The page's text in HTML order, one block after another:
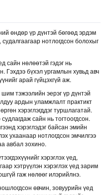
өндөр үр дүнтэй бөгөөд эрдэм
нотлогдсон болохыг
сайн нөлөөтэй гэдэг нь
Гэхдээ бүхэл ургамлын хувьд авч
арай гүйцэхгүй аж.
тэжээлийн эерэг үр дүнтэй
ардын уламжлалт практикт
хэрэглэгддэг туршлагатай.
сайн нь тогтоогдсон.
хэрэглэдэг байсан эмийн
ухаанаар нотлогдсон эмчилгээ
авбал зохино.
хэрэглэх үед,
хэтрүүлэн хэрэглэх үед зарим
гаж нөлөөг илэрийлнэ.
өвчин, зовуурийн үед